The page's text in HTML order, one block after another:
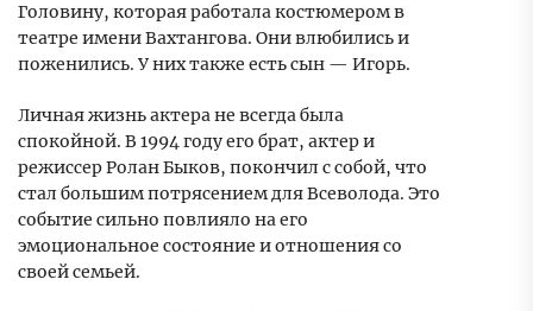
Головину, которая работала костюмером в
театре имени Вахтангова. Они влюбились и
поженились. У них также есть сын — Игорь.
Личная жизнь актера не всегда была
спокойной. В 1994 году его брат, актер и
режиссер Ролан Быков, покончил с собой, что
стал большим потрясением для Всеволода. Это
событие сильно повлияло на его
эмоциональное состояние и отношения со
своей семьей.